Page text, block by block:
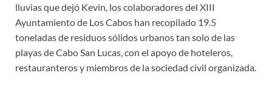
lluvias que dejó Kevin, los colaboradores del XIII
Ayuntamiento de Los Cabos han recopilado 19.5
toneladas de residuos sólidos urbanos tan solo de las
playas de Cabo San Lucas, con el apoyo de hoteleros,
restauranteros y miembros de la sociedad civil organizada.